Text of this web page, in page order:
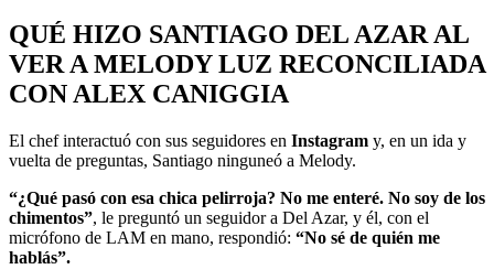
QUÉ HIZO SANTIAGO DEL AZAR AL
VER A MELODY LUZ RECONCILIADA
CON ALEX CANIGGIA
El chef interactuó con sus seguidores en Instagram y, en un ida y
vuelta de preguntas, Santiago ninguneó a Melody.
“¿Qué pasó con esa chica pelirroja? No me enteré. No soy de los
chimentos”, le preguntó un seguidor a Del Azar, y él, con el
micrófono de LAM en mano, respondió: “No sé de quién me
hablás”.